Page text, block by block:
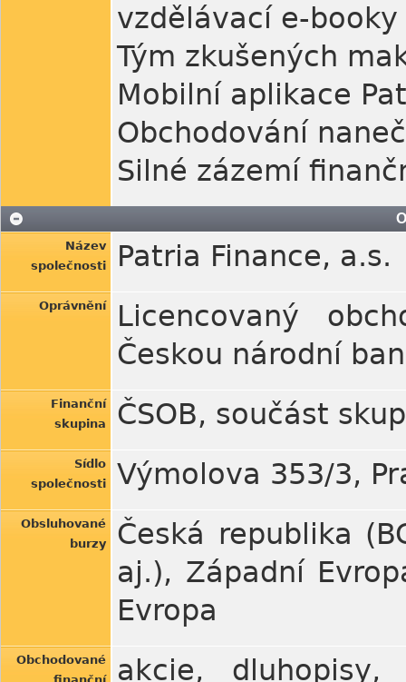
vzdělávací e-
Tým zkušených
Mobilní aplikace
Obchodování
Silné zázemí
Název
společnosti
Patria Finance, a.s.
Oprávnění
Licencovaný
Českou národní
Finanční
skupina
ČSOB, součást
Sídlo
společnosti
Výmolova 353/3,
Obsluhované
burzy
Česká republika
aj.), Západní
Evropa
Obchodované
akcie,